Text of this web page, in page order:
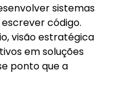
sistemas
código.
visão estratégica
em soluções
ponto que a